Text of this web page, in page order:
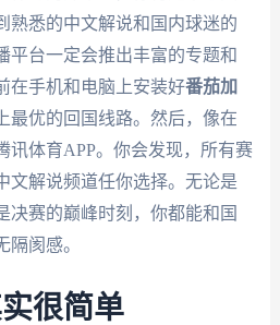
熟悉的中文解说和国内球迷的
平台一定会推出丰富的专题和
在手机和电脑上安装好番茄加
最优的回国线路。然后，像在
讯体育APP。你会发现，所有赛
文解说频道任你选择。无论是
决赛的巅峰时刻，你都能和国
阂感。
很简单